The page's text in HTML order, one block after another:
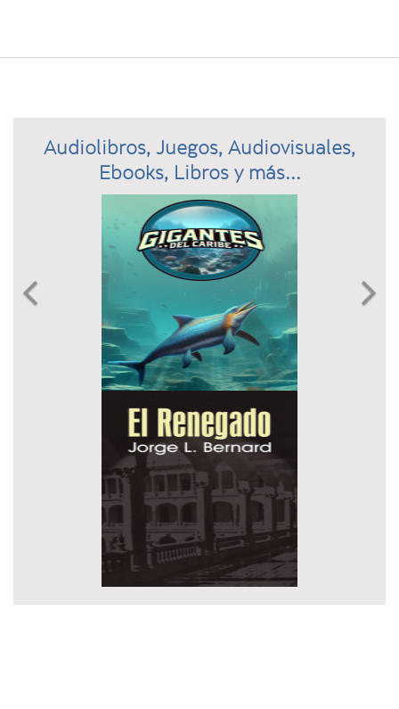
Audiolibros, Juegos, Audiovisuales,
Ebooks, Libros y más...
Previous 